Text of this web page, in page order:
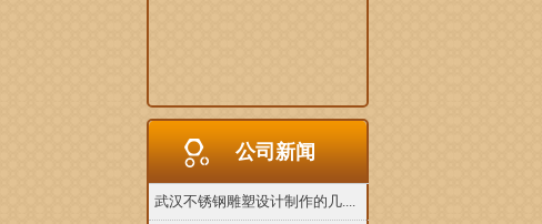
公司新闻
武汉不锈钢雕塑设计制作的几....